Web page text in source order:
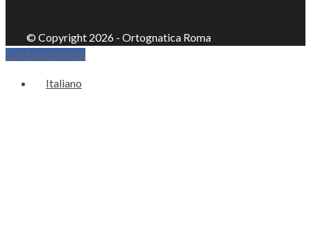
© Copyright 2026 - Ortognatica Roma
Call Now Button
Italiano